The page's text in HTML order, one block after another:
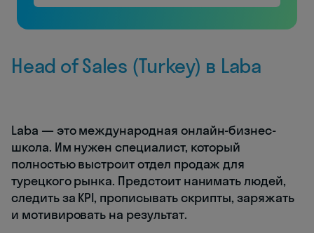
Head of Sales (Turkey) в Laba
Laba — это международная онлайн-бизнес-
школа. Им нужен специалист, который
полностью выстроит отдел продаж для
турецкого рынка. Предстоит нанимать людей,
следить за KPI, прописывать скрипты, заряжать
и мотивировать на результат.